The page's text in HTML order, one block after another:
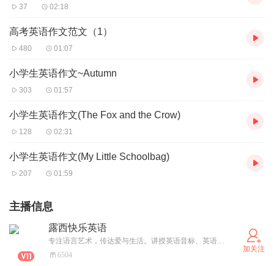
37 02:18
高考英语作文范文（1）
480 01:07
小学生英语作文~Autumn
303 01:57
小学生英语作文(The Fox and the Crow)
128 02:31
小学生英语作文(My Little Schoolbag)
207 01:59
主播信息
露西快乐英语
专注语言艺术，传达爱与生活。讲授英语音标、英语单词和英语语法，分享生活英语、职场英语和时政英语；用好听的故事陪伴孩子快乐成长！（注：博主在平台为英语学习者提供免费听读资料）
6504
加关注